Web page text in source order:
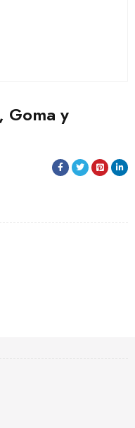
Goma y